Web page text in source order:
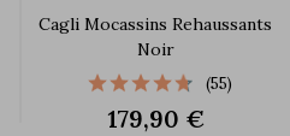
Cagli Mocassins Rehaussants
Noir
(55)
179,90 €